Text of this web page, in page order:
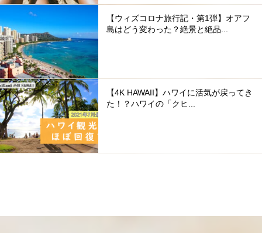
【ウィズコロナ旅行記・第1弾】オアフ
島はどう変わった？絶景と絶品...
【4K HAWAII】ハワイに活気が戻ってき
た！？ハワイの「クヒ...